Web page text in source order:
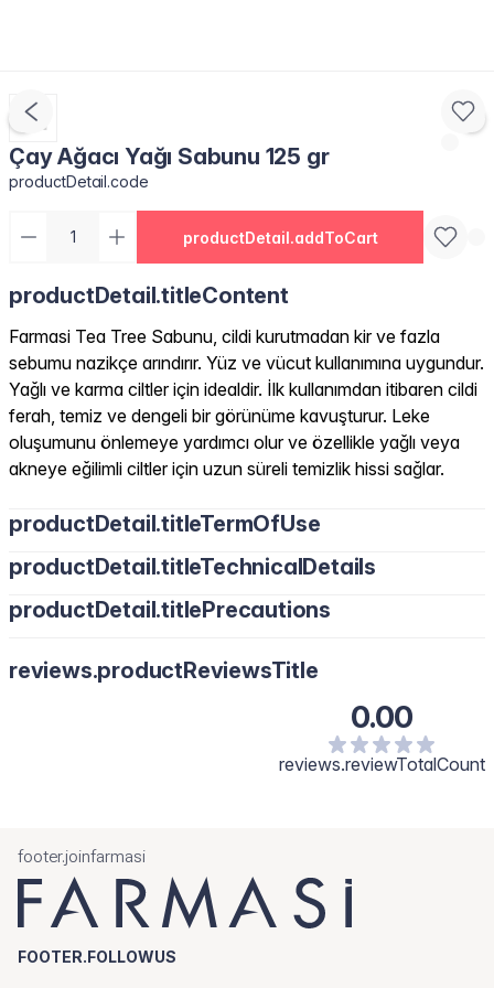
Çay Ağacı Yağı Sabunu 125 gr
productDetail.code
productDetail.addToCart
productDetail.titleContent
Farmasi Tea Tree Sabunu, cildi kurutmadan kir ve fazla
sebumu nazikçe arındırır. Yüz ve vücut kullanımına uygundur.
Yağlı ve karma ciltler için idealdir. İlk kullanımdan itibaren cildi
ferah, temiz ve dengeli bir görünüme kavuşturur. Leke
oluşumunu önlemeye yardımcı olur ve özellikle yağlı veya
akneye eğilimli ciltler için uzun süreli temizlik hissi sağlar.
productDetail.titleTermOfUse
productDetail.titleTechnicalDetails
productDetail.titlePrecautions
reviews.productReviewsTitle
0.00
reviews.reviewTotalCount
footer.joinfarmasi
FOOTER.FOLLOWUS